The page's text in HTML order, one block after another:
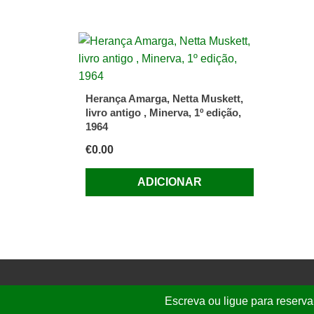
Escreva ou ligue para
Herança Amarga, Netta Muskett,
livro antigo , Minerva, 1º edição,
1964
€0.00
ADICIONAR
© 2026 Folhassoltas | E.